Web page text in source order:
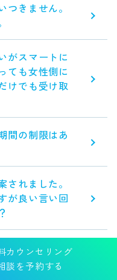
カウンセリング
談を予約する
きません。
がスマートに
ても女性側に
けでも受け取
間の制限はあ
れました。
が良い言い回
しておいたほ